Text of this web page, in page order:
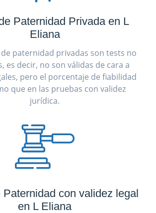
Paternidad Privada en L
Eliana
paternidad privadas son tests no
es decir, no son válidas de cara a
pero el porcentaje de fiabilidad
que en las pruebas con validez
jurídica.
Paternidad con validez legal
en L Eliana